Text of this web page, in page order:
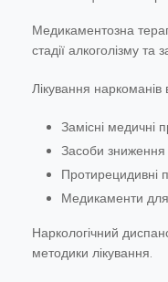
Медикаментозна
стадії алкоголізму та
Лікування наркоманів
Замісні медичні
Засоби зниження
Протирецидивні
Медикаменти
Наркологічний
методики лікування.